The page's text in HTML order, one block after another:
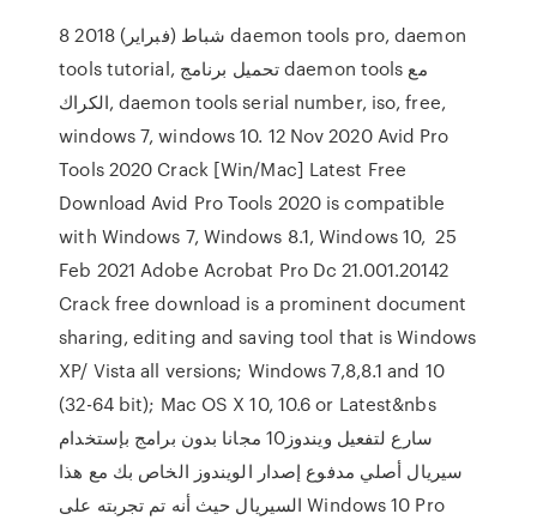
8 شباط (فبراير) 2018 daemon tools pro, daemon
tools tutorial, تحميل برنامج daemon tools مع
الكراك, daemon tools serial number, iso, free,
windows 7, windows 10. 12 Nov 2020 Avid Pro
Tools 2020 Crack [Win/Mac] Latest Free
Download Avid Pro Tools 2020 is compatible
with Windows 7, Windows 8.1, Windows 10, 25
Feb 2021 Adobe Acrobat Pro Dc 21.001.20142
Crack free download is a prominent document
sharing, editing and saving tool that is Windows
XP/ Vista all versions; Windows 7,8,8.1 and 10
(32-64 bit); Mac OS X 10, 10.6 or Latest&nbs
سارع لتفعيل ويندوز10 مجانا بدون برامج بإستخدام
سيريال أصلي مدفوع إصدار الويندوز الخاص بك مع هذا
السيريال حيث أنه تم تجربته على Windows 10 Pro